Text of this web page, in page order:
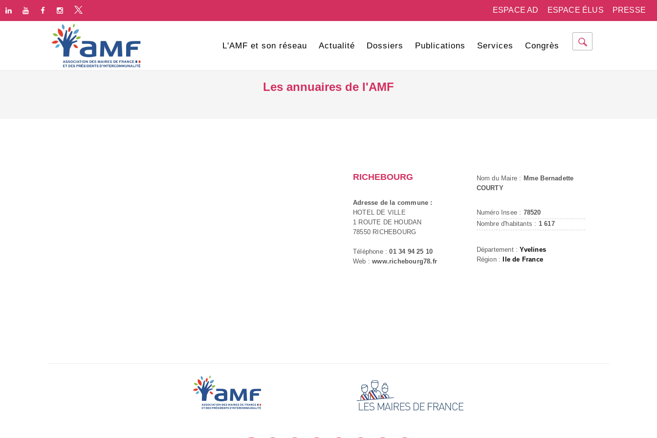
PRESSE
ESPACE ÉLUS
ESPACE AD
L'AMF et son réseau Actualité Dossiers Publications Services Congrès
Les annuaires de l'AMF
RICHEBOURG
Adresse de la commune :
HOTEL DE VILLE
1 ROUTE DE HOUDAN
78550 RICHEBOURG
Téléphone :01 34 94 25 10
Web :www.richebourg78.fr
Nom du Maire : Mme Bernadette
COURTY
Numéro Insee : 78520
Nombre d'habitants : 1 617
Département :Yvelines
Région :
Ile de France